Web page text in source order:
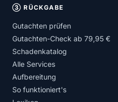
③ RÜCKGABE
Gutachten prüfen
Gutachten-Check ab 79,95 €
Schadenkatalog
Alle Services
Aufbereitung
So funktioniert's